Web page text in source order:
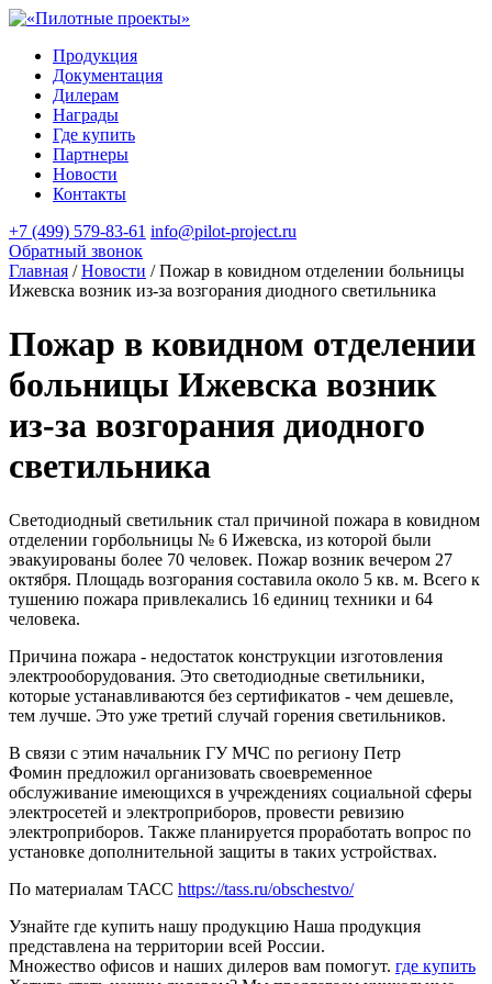
Продукция
Документация
Дилерам
Награды
Где купить
Партнеры
Новости
Контакты
+7 (499) 579-83-61 info@pilot-project.ru
Обратный звонок
Главная / Новости / Пожар в ковидном отделении больницы
Ижевска возник из-за возгорания диодного светильника
Пожар в ковидном отделении
больницы Ижевска возник
из-за возгорания диодного
светильника
Светодиодный светильник стал причиной пожара в ковидном
отделении горбольницы № 6 Ижевска, из которой были
эвакуированы более 70 человек. Пожар возник вечером 27
октября. Площадь возгорания составила около 5 кв. м. Всего к
тушению пожара привлекались 16 единиц техники и 64
человека.
Причина пожара - недостаток конструкции изготовления
электрооборудования. Это светодиодные светильники,
которые устанавливаются без сертификатов - чем дешевле,
тем лучше. Это уже третий случай горения светильников.
В связи с этим начальник ГУ МЧС по региону Петр
Фомин предложил организовать своевременное
обслуживание имеющихся в учреждениях социальной сферы
электросетей и электроприборов, провести ревизию
электроприборов. Также планируется проработать вопрос по
установке дополнительной защиты в таких устройствах.
По материалам ТАСС https://tass.ru/obschestvo/
Узнайте где купить нашу продукцию Наша продукция
представлена на территории всей России.
Множество офисов и наших дилеров вам помогут. где купить